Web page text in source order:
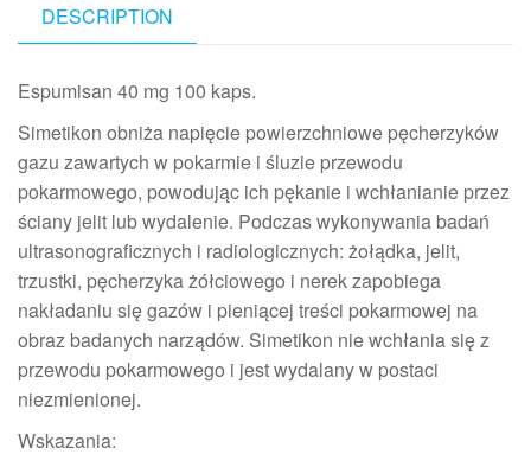
DESCRIPTION
Espumisan 40 mg 100 kaps.
Simetikon obniża napięcie powierzchniowe pęcherzyków
gazu zawartych w pokarmie i śluzie przewodu
pokarmowego, powodując ich pękanie i wchłanianie przez
ściany jelit lub wydalenie. Podczas wykonywania badań
ultrasonograficznych i radiologicznych: żołądka, jelit,
trzustki, pęcherzyka żółciowego i nerek zapobiega
nakładaniu się gazów i pieniącej treści pokarmowej na
obraz badanych narządów. Simetikon nie wchłania się z
przewodu pokarmowego i jest wydalany w postaci
niezmienionej.
Wskazania: